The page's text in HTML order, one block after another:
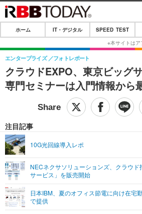
ホーム
IT・デジタル
IT・デジタルTOP
ショッピング
SPEED TEST
エンタメTOP
グラビア
ショッピング
ライフTOP
その他
リリース一覧
プッシュ通知の停止方法
ホーム IT・デジタル SPEED TEST
クラウドEXPO、東京ビッ
専門セミナーは入門情報から
エンタープライズ フォトレポート
注目記事
10G光回線導入レポ
NECネクサソリューションズ、クラウ
サービス」を販売開始
日本IBM、夏のオフィス節電に向け在宅
で提供